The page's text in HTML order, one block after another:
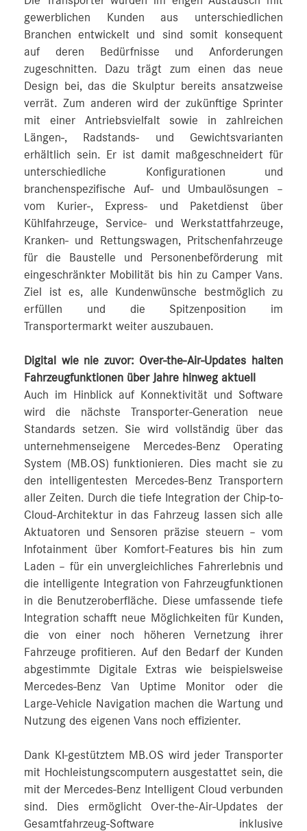
gewerblichen Kunden aus unterschiedlichen
Branchen entwickelt und sind somit konsequent
auf deren Bedürfnisse und Anforderungen
zugeschnitten. Dazu trägt zum einen das neue
Design bei, das die Skulptur bereits ansatzweise
verrät. Zum anderen wird der zukünftige Sprinter
mit einer Antriebsvielfalt sowie in zahlreichen
Längen-, Radstands- und Gewichtsvarianten
erhältlich sein. Er ist damit maßgeschneidert für
unterschiedliche Konfigurationen und
branchenspezifische Auf- und Umbaulösungen –
vom Kurier-, Express- und Paketdienst über
Kühlfahrzeuge, Service- und Werkstattfahrzeuge,
Kranken- und Rettungswagen, Pritschenfahrzeuge
für die Baustelle und Personenbeförderung mit
eingeschränkter Mobilität bis hin zu Camper Vans.
Ziel ist es, alle Kundenwünsche bestmöglich zu
erfüllen und die Spitzenposition im
Transportermarkt weiter auszubauen.
Digital wie nie zuvor: Over-the-Air-Updates halten
Fahrzeugfunktionen über Jahre hinweg aktuell
Auch im Hinblick auf Konnektivität und Software
wird die nächste Transporter-Generation neue
Standards setzen. Sie wird vollständig über das
unternehmenseigene Mercedes‑Benz Operating
System (MB.OS) funktionieren. Dies macht sie zu
den intelligentesten Mercedes‑Benz Transportern
aller Zeiten. Durch die tiefe Integration der Chip-to-
Cloud-Architektur in das Fahrzeug lassen sich alle
Aktuatoren und Sensoren präzise steuern – vom
Infotainment über Komfort-Features bis hin zum
Laden – für ein unvergleichliches Fahrerlebnis und
die intelligente Integration von Fahrzeugfunktionen
in die Benutzeroberfläche. Diese umfassende tiefe
Integration schafft neue Möglichkeiten für Kunden,
die von einer noch höheren Vernetzung ihrer
Fahrzeuge profitieren. Auf den Bedarf der Kunden
abgestimmte Digitale Extras wie beispielsweise
Mercedes‑Benz Van Uptime Monitor oder die
Large-Vehicle Navigation machen die Wartung und
Nutzung des eigenen Vans noch effizienter.
Dank KI-gestütztem MB.OS wird jeder Transporter
mit Hochleistungscomputern ausgestattet sein, die
mit der Mercedes‑Benz Intelligent Cloud verbunden
sind. Dies ermöglicht Over-the-Air-Updates der
Gesamtfahrzeug-Software inklusive